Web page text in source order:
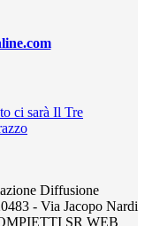
ci sarà Il Tre
Diffusione
- Via Jacopo Nardi
SR WEB